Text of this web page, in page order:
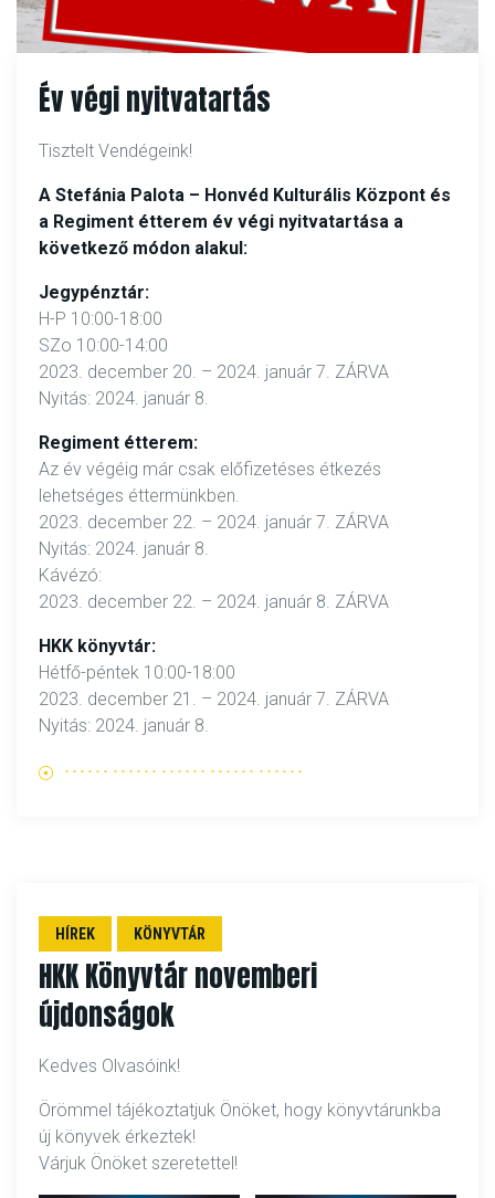
Év végi nyitvatartás
Tisztelt Vendégeink!
A Stefánia Palota – Honvéd Kulturális Központ és
a Regiment étterem év végi nyitvatartása a
következő módon alakul:
Jegypénztár:
H-P 10:00-18:00
SZo 10:00-14:00
2023. december 20. – 2024. január 7. ZÁRVA
Nyitás: 2024. január 8.
Regiment étterem:
Az év végéig már csak előfizetéses étkezés
lehetséges éttermünkben.
2023. december 22. – 2024. január 7. ZÁRVA
Nyitás: 2024. január 8.
Kávézó:
2023. december 22. – 2024. január 8. ZÁRVA
HKK könyvtár:
Hétfő-péntek 10:00-18:00
2023. december 21. – 2024. január 7. ZÁRVA
Nyitás: 2024. január 8.
HÍREK KÖNYVTÁR
HKK Könyvtár novemberi
újdonságok
Kedves Olvasóink!
Örömmel tájékoztatjuk Önöket, hogy könyvtárunkba
új könyvek érkeztek!
Várjuk Önöket szeretettel!